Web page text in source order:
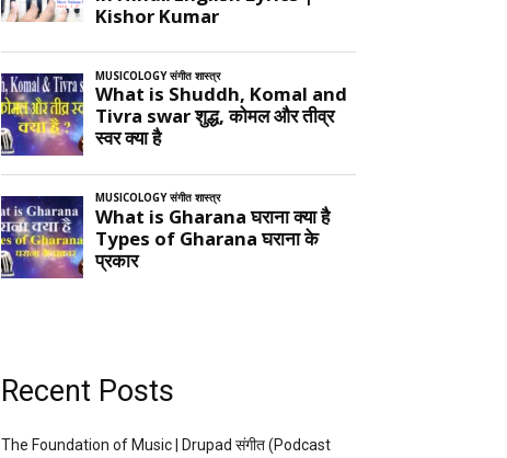
Recent Posts
The Foundation of Music | Drupad संगीत (Podcast